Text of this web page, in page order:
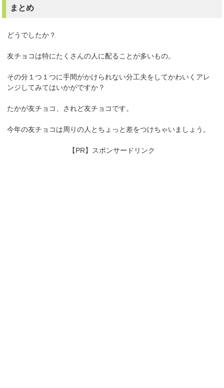
まとめ
どうでしたか？
友チョコは特にたくさんの人に配ることが多いもの。
その分１つ１つに手間がかけられない分工夫をしてかわいくアレ
ンジしてみてはいかがですか？
たかが友チョコ、されど友チョコです。
今年の友チョコは周りの人とちょっと差をつけちゃいましょう。
【PR】スポンサードリンク